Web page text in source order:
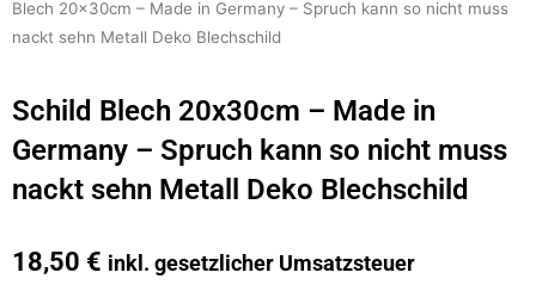
Blech 20x30cm – Made in Germany – Spruch kann so nicht muss
nackt sehn Metall Deko Blechschild
Schild Blech 20x30cm – Made in
Germany – Spruch kann so nicht muss
nackt sehn Metall Deko Blechschild
18,50 € inkl. gesetzlicher Umsatzsteuer